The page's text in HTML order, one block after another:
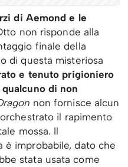
di Aemond e le
non risponde alla
finale della
di questa misteriosa
e tenuto prigioniero
di non
non fornisce alcun
il rapimento
mossa. Il
è improbabile, dato che
stata usata come